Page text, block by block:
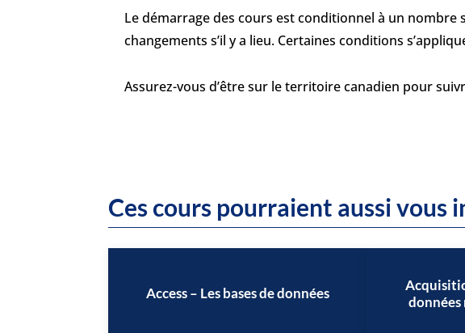
Le démarrage des cours est conditionnel à un nombre
changements s’il y a lieu. Certaines conditions
Assurez-vous d’être sur le territoire canadien pour
Ces cours pourraient aussi vous
Access – Les bases de données
données